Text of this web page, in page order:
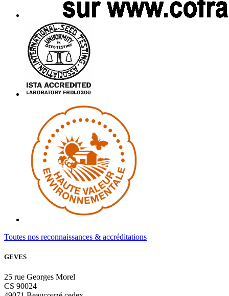
Toutes nos reconnaissances & accréditations
GEVES
25 rue Georges Morel
CS 90024